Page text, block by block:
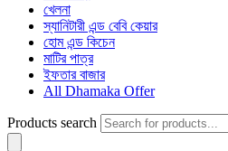
খেলনা
স্যানিটারী এন্ড বেবি কেয়ার
হোম এন্ড কিচেন
মাটির পাত্র
ইফতার বাজার
All Dhamaka Offer
Products search